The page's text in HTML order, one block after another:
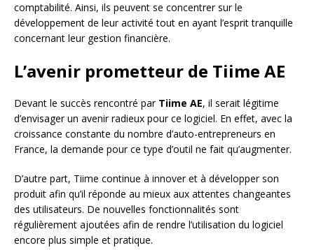
comptabilité. Ainsi, ils peuvent se concentrer sur le
développement de leur activité tout en ayant l’esprit tranquille
concernant leur gestion financière.
L’avenir prometteur de Tiime AE
Devant le succès rencontré par Tiime AE, il serait légitime
d’envisager un avenir radieux pour ce logiciel. En effet, avec la
croissance constante du nombre d’auto-entrepreneurs en
France, la demande pour ce type d’outil ne fait qu’augmenter.
D’autre part, Tiime continue à innover et à développer son
produit afin qu’il réponde au mieux aux attentes changeantes
des utilisateurs. De nouvelles fonctionnalités sont
régulièrement ajoutées afin de rendre l’utilisation du logiciel
encore plus simple et pratique.